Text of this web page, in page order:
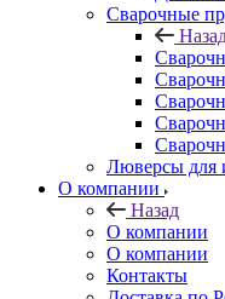
Сварочные
Люверсы для
О компании
Назад
О компании
О компании
Контакты